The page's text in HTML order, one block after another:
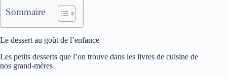
Sommaire
Le dessert au goût de l’enfance
Les petits desserts que l’on trouve dans les livres de cuisine de
nos grand-mères